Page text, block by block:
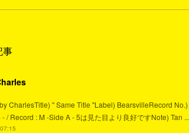
事
CharlesTitle) " Same Title "Label) BearsvilleRecord
- / Record : M -Side A - 5は見た目より良好ですNote) Tan ...